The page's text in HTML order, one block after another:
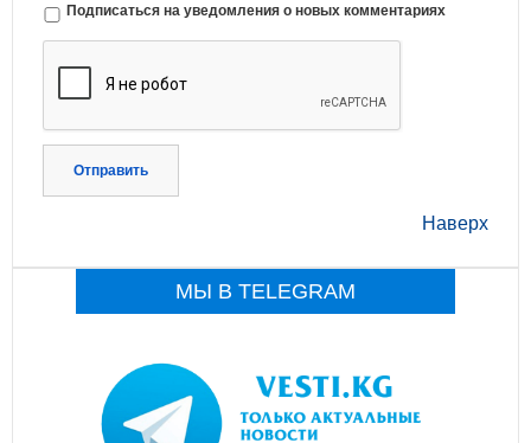
Подписаться на уведомления о новых комментариях
Отправить
Наверх
МЫ В TELEGRAM